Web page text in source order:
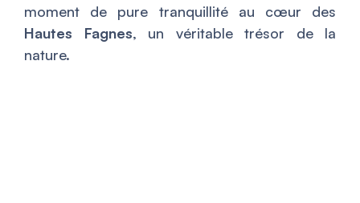
moment de pure tranquillité au cœur des
Hautes Fagnes, un véritable trésor de la
nature.